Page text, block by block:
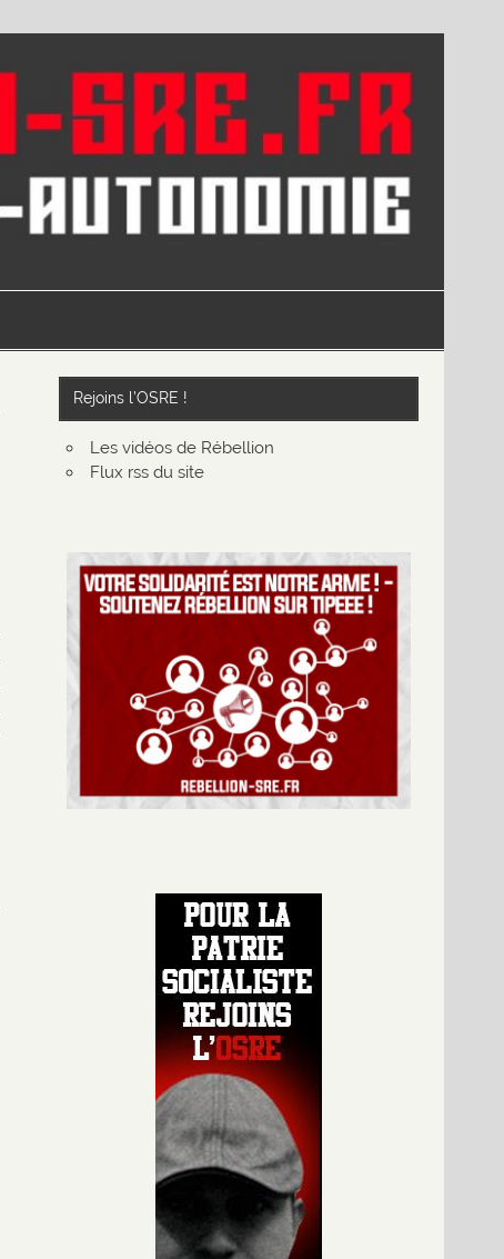
Rejoins l’OSRE !
Les vidéos de Rébellion
Flux rss du site